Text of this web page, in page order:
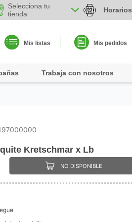
Selecciona tu
tienda
Horarios
Mis listas Mis pedidos
Trabaja con nosotros
Kretschmar x Lb
NO DISPONIBLE